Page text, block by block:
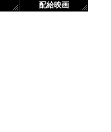
配給映画